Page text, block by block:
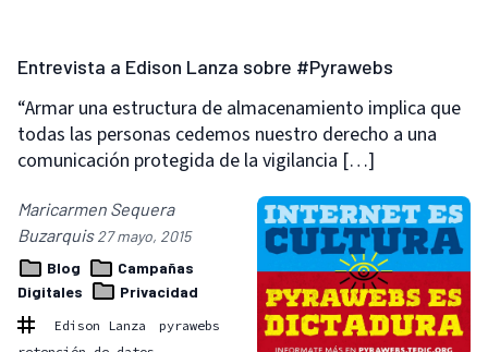
Entrevista a Edison Lanza sobre #Pyrawebs
“Armar una estructura de almacenamiento implica que
todas las personas cedemos nuestro derecho a una
comunicación protegida de la vigilancia […]
Maricarmen Sequera
Buzarquis27 mayo, 2015
Blog
Campañas
Digitales
Privacidad
Edison Lanza
pyrawebs